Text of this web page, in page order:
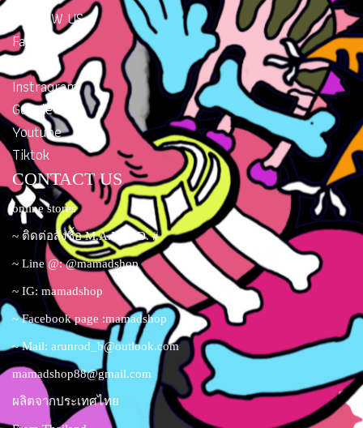
FOLLOW US
Facebook
Twitter
Instragram
Google Plus
Youtube
Tiktok
CONTACT US
online stores
~ ติดต่อสั่งซื้อ M.A.M.A.D. #
~ Line @: @mamadshop
~ IG: mamadshop
~ Facebook page :mamadshop
~ Mail: arunrod_b@outlook.com
mamadshop88@gmail.com
ผลิตจากประเทศไทย